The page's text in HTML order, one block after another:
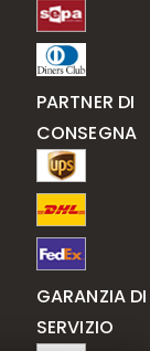
PARTNER DI
CONSEGNA
GARANZIA DI
SERVIZIO